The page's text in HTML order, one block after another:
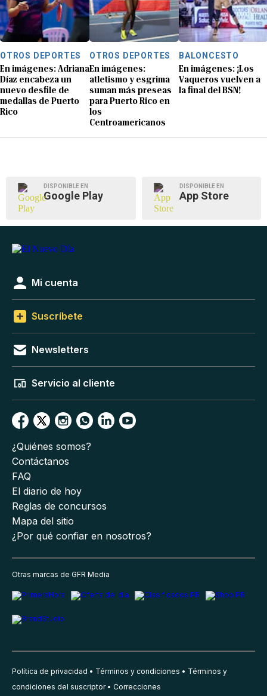
OTROS DEPORTES
En imágenes: Adriana
Díaz encabeza un
nuevo desfile de
medallas de Puerto
Rico
OTROS DEPORTES
En imágenes:
atletismo y esgrima
suman más preseas
para Puerto Rico en
los
Centroamericanos
BALONCESTO
En imágenes: ¡Los
Vaqueros vuelven a
la final del BSN!
DISPONIBLE EN
Google Play
DISPONIBLE EN
App Store
Mi cuenta
Suscríbete
Newsletters
Servicio al cliente
¿Quiénes somos?
Contáctanos
FAQ
El diario de hoy
Reglas de concursos
Mapa del sitio
¿Por qué confiar en nosotros?
Otras marcas de GFR Media
Política de privacidad Términos y condiciones
Términos y
condiciones del suscriptor
Correcciones